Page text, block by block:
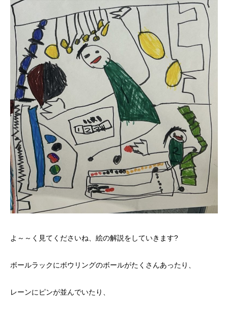
よ～～く見てくださいね、絵の解説をしていきます?
ボールラックにボウリングのボールがたくさんあったり、
レーンにピンが並んでいたり、